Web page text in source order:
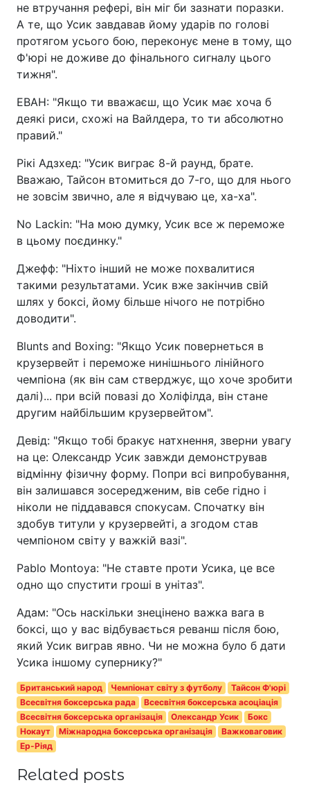
не втручання рефері, він міг би зазнати поразки.
А те, що Усик завдавав йому ударів по голові
протягом усього бою, переконує мене в тому, що
Ф'юрі не доживе до фінального сигналу цього
тижня".
ЕВАН: "Якщо ти вважаєш, що Усик має хоча б
деякі риси, схожі на Вайлдера, то ти абсолютно
правий."
Рікі Адзхед: "Усик виграє 8-й раунд, брате.
Вважаю, Тайсон втомиться до 7-го, що для нього
не зовсім звично, але я відчуваю це, ха-ха".
No Lackin: "На мою думку, Усик все ж переможе
в цьому поєдинку."
Джефф: "Ніхто інший не може похвалитися
такими результатами. Усик вже закінчив свій
шлях у боксі, йому більше нічого не потрібно
доводити".
Blunts and Boxing: "Якщо Усик повернеться в
крузервейт і переможе нинішнього лінійного
чемпіона (як він сам стверджує, що хоче зробити
далі)... при всій повазі до Холіфілда, він стане
другим найбільшим крузервейтом".
Девід: "Якщо тобі бракує натхнення, зверни увагу
на це: Олександр Усик завжди демонстрував
відмінну фізичну форму. Попри всі випробування,
він залишався зосередженим, вів себе гідно і
ніколи не піддавався спокусам. Спочатку він
здобув титули у крузервейті, а згодом став
чемпіоном світу у важкій вазі".
Pablo Montoya: "Не ставте проти Усика, це все
одно що спустити гроші в унітаз".
Адам: "Ось наскільки знецінено важка вага в
боксі, що у вас відбувається реванш після бою,
який Усик виграв явно. Чи не можна було б дати
Усика іншому супернику?"
Британський народ Чемпіонат світу з футболу
Тайсон Ф'юрі
Всесвітня боксерська рада
Всесвітня боксерська асоціація
Всесвітня боксерська організація
Олександр Усик
Бокс
Нокаут
Міжнародна боксерська організація
Важковаговик
Ер-Ріяд
Related posts